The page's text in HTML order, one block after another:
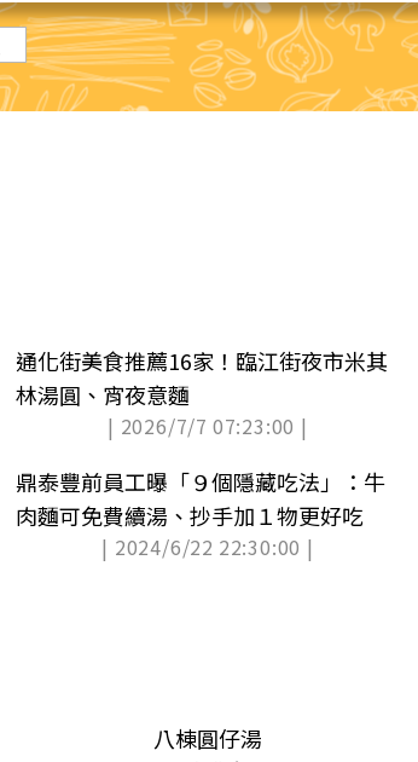
通化街美食推薦16家！臨江街夜市米其
林湯圓、宵夜意麵
| 2026/7/7 07:23:00 |
鼎泰豐前員工曝「９個隱藏吃法」：牛
肉麵可免費續湯、抄手加１物更好吃
| 2024/6/22 22:30:00 |
八棟圓仔湯